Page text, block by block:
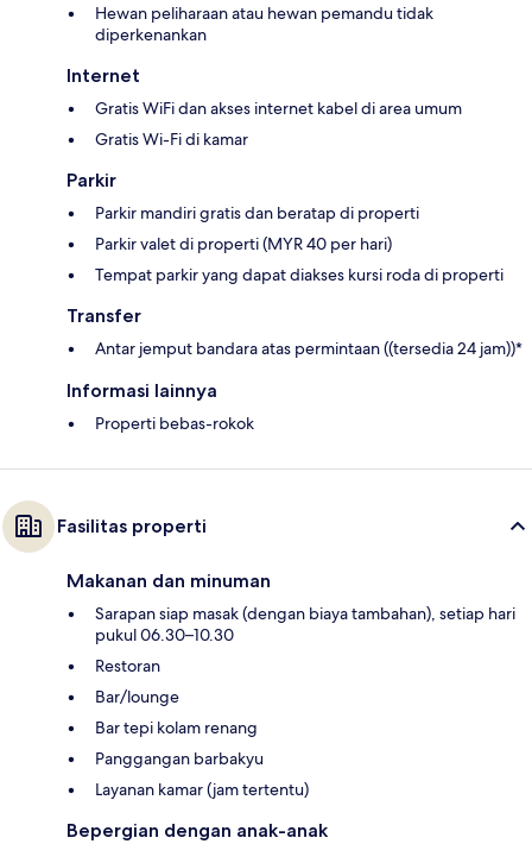
Hewan peliharaan atau hewan pemandu tidak
diperkenankan
Internet
Gratis WiFi dan akses internet kabel di area umum
Gratis Wi-Fi di kamar
Parkir
Parkir mandiri gratis dan beratap di properti
Parkir valet di properti (MYR 40 per hari)
Tempat parkir yang dapat diakses kursi roda di properti
Transfer
Antar jemput bandara atas permintaan ((tersedia 24 jam))*
Informasi lainnya
Properti bebas-rokok
Fasilitas properti
Makanan dan minuman
Sarapan siap masak (dengan biaya tambahan), setiap hari
pukul 06.30–10.30
Restoran
Bar/lounge
Bar tepi kolam renang
Panggangan barbakyu
Layanan kamar (jam tertentu)
Bepergian dengan anak-anak